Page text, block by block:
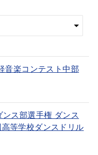
音楽コンテスト中部
ンス部選手権 ダンス
等学校ダンスドリル